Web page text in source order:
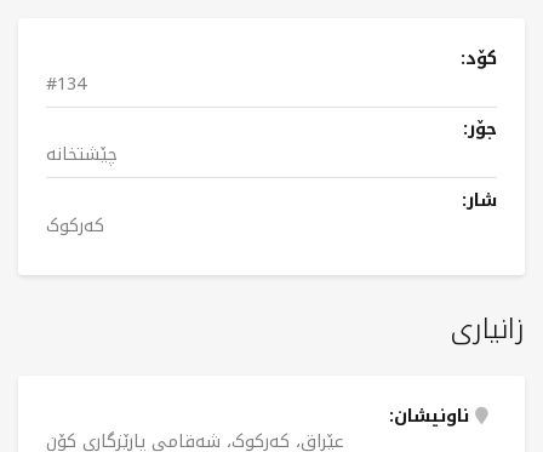
کۆد:
#134
جۆر:
چێشتخانە
شار:
کەرکوک
زانیاری
ناونیشان:
عێراق، کەرکوک، شەقامی پارێزگاری کۆن